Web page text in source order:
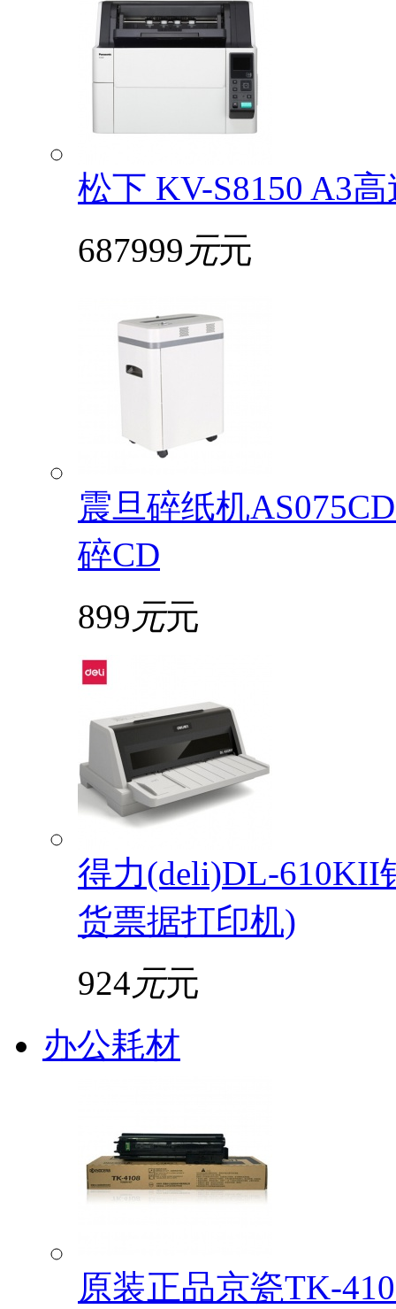
松下 KV-S8150 A3
687999 元元
震旦碎纸机
碎CD
899 元元
得力(deli)DL-610KII
货票据打印机)
924元元
办公耗材
原装正品京瓷TK-